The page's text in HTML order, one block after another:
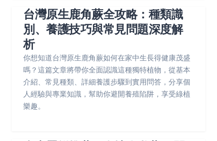
台灣原生鹿角蕨全攻略：種類識
別、養護技巧與常見問題深度解
析
你想知道台灣原生鹿角蕨如何在家中生長得健康茂盛
嗎？這篇文章將帶你全面認識這種獨特植物，從基本
介紹、常見種類、詳細養護步驟到實用問答，分享個
人經驗與專業知識，幫助你避開養殖陷阱，享受綠植
樂趣。